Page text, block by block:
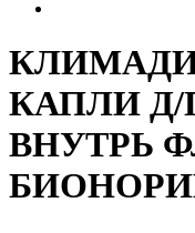
КАПЛИ
ВНУТРЬ